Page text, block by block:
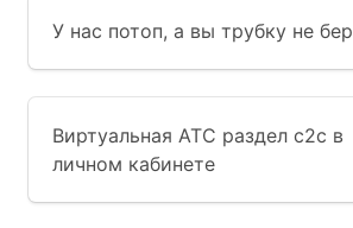
У нас потоп, а вы трубку не
Виртуальная АТС раздел с2с в
личном кабинете